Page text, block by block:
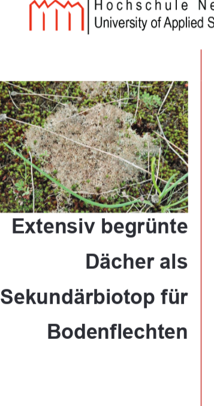
Extensiv begrünte
Dächer als
Sekundärbiotop für
Bodenflechten